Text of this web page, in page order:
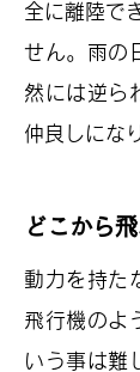
全に離陸で
せん。雨の
然には逆ら
仲良しにな
どこから
動力を持た
飛行機のよ
いう事は難